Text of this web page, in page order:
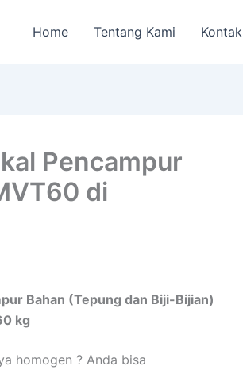
Home Tentang Kami Kontak
Pencampur
di
Bahan (Tepung dan Biji-Bijian)
kg
homogen ? Anda bisa